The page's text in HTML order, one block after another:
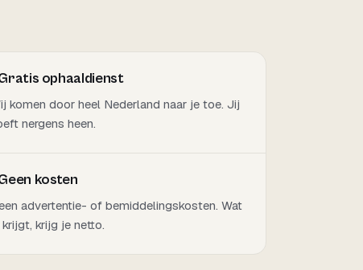
ophaaldienst
komen door heel Nederland naar je toe. Jij
nergens heen.
kosten
advertentie- of bemiddelingskosten. Wat
krijgt, krijg je netto.